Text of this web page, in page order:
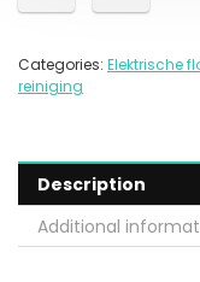
Categories: Elektrische
reiniging
Description
Additional